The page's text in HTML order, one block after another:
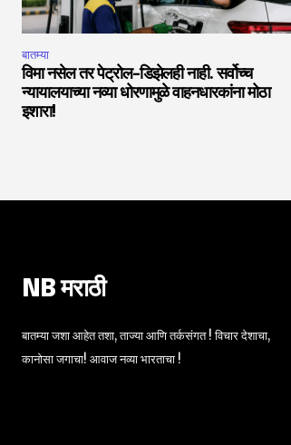
बातम्या
विमा नसेल तर पेट्रोल-डिझेलही नाही. सर्वोच्च
न्यायालयाच्या नव्या धोरणामुळे वाहनधारकांना मोठा
इशारा!
NB मराठी
बातम्या जशा आहेत तशा, ताज्या आणि तर्कसंगत ! विचार देशाचा,
कानोसा जगाचा! आवाज नव्या भारताचा !